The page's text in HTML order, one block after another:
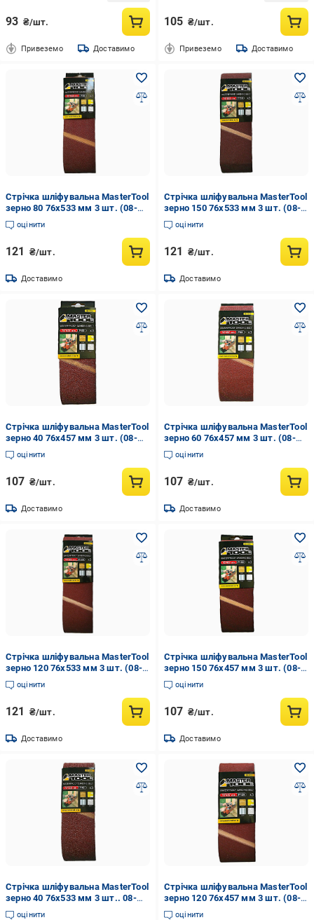
93 ₴/шт.
Привеземо Доставимо
105 ₴/шт.
Привеземо Доставимо
Стрічка шліфувальна MasterTool
зерно 80 76х533 мм 3 шт. (08-
3408)
оцінити
121 ₴/шт.
Доставимо
Стрічка шліфувальна MasterTool
зерно 150 76х533 мм 3 шт. (08-
3415)
оцінити
121 ₴/шт.
Доставимо
Стрічка шліфувальна MasterTool
зерно 40 76х457 мм 3 шт. (08-
3304)
оцінити
107 ₴/шт.
Доставимо
Стрічка шліфувальна MasterTool
зерно 60 76х457 мм 3 шт. (08-
3306)
оцінити
107 ₴/шт.
Доставимо
Стрічка шліфувальна MasterTool
зерно 120 76х533 мм 3 шт. (08-
3412)
оцінити
121 ₴/шт.
Доставимо
Стрічка шліфувальна MasterTool
зерно 150 76х457 мм 3 шт. (08-
3315)
оцінити
107 ₴/шт.
Доставимо
Стрічка шліфувальна MasterTool
зерно 40 76х533 мм 3 шт.. 08-
3404
оцінити
Стрічка шліфувальна MasterTool
зерно 120 76х457 мм 3 шт. (08-
3312)
оцінити